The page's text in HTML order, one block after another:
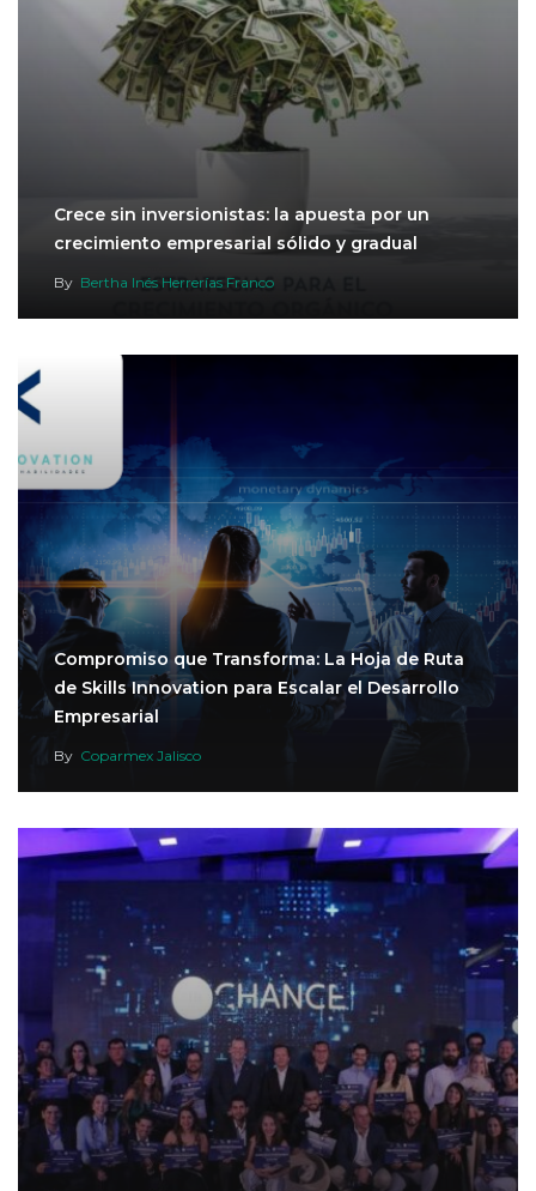
Crece sin inversionistas: la apuesta por un
crecimiento empresarial sólido y gradual
By Bertha Inés Herrerías Franco
Compromiso que Transforma: La Hoja de Ruta
de Skills Innovation para Escalar el Desarrollo
Empresarial
By Coparmex Jalisco